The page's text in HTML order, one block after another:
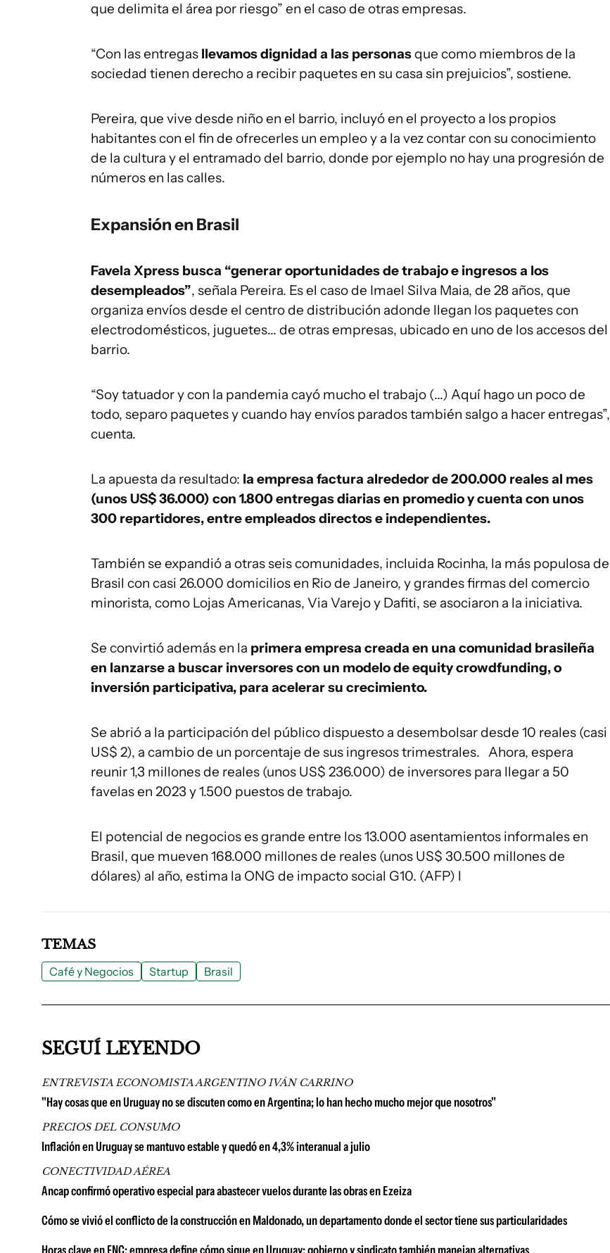
que delimita el área por riesgo” en el caso de otras empresas.
“Con las entregas llevamos dignidad a las personasque como miembros de la
sociedad tienen derecho a recibir paquetes en su casa sin prejuicios”, sostiene.
Pereira, que vive desde niño en el barrio, incluyó en el proyecto a los propios
habitantes con el fin de ofrecerles un empleo y a la vez contar con su conocimiento
de la cultura y el entramado del barrio, donde por ejemplo no hay una progresión de
números en las calles.
Expansión en Brasil
Favela Xpress busca “generar oportunidades de trabajo e ingresos a los
desempleados”, señala Pereira. Es el caso de Imael Silva Maia, de 28 años, que
organiza envíos desde el centro de distribución adonde llegan los paquetes con
electrodomésticos, juguetes... de otras empresas, ubicado en uno de los accesos del
barrio.
“Soy tatuador y con la pandemia cayó mucho el trabajo (...) Aquí hago un poco de
todo, separo paquetes y cuando hay envíos parados también salgo a hacer entregas”,
cuenta.
La apuesta da resultado: la empresa factura alrededor de 200.000 reales al mes
(unos US$ 36.000) con 1.800 entregas diarias en promedio y cuenta con unos
300 repartidores, entre empleados directos e independientes.
También se expandió a otras seis comunidades, incluida Rocinha, la más populosa de
Brasil con casi 26.000 domicilios en Rio de Janeiro, y grandes firmas del comercio
minorista, como Lojas Americanas, Via Varejo y Dafiti, se asociaron a la iniciativa.
Se convirtió además en la primera empresa creada en una comunidad brasileña
en lanzarse a buscar inversores con un modelo de equity crowdfunding, o
inversión participativa, para acelerar su crecimiento.
Se abrió a la participación del público dispuesto a desembolsar desde 10 reales (casi
US$ 2), a cambio de un porcentaje de sus ingresos trimestrales. Ahora, espera
reunir 1,3 millones de reales (unos US$ 236.000) de inversores para llegar a 50
favelas en 2023 y 1.500 puestos de trabajo.
El potencial de negocios es grande entre los 13.000 asentamientos informales en
Brasil, que mueven 168.000 millones de reales (unos US$ 30.500 millones de
dólares) al año, estima la ONG de impacto social G10. (AFP) l
TEMAS
Café y Negocios Startup Brasil
SEGUÍ LEYENDO
ENTREVISTA ECONOMISTA ARGENTINO IVÁN CARRINO
"Hay cosas que en Uruguay no se discuten como en Argentina; lo han hecho mucho mejor que nosotros"
PRECIOS DEL CONSUMO
Inflación en Uruguay se mantuvo estable y quedó en 4,3% interanual a julio
CONECTIVIDAD AÉREA
Ancap confirmó operativo especial para abastecer vuelos durante las obras en Ezeiza
Cómo se vivió el conflicto de la construcción en Maldonado, un departamento donde el sector tiene sus particularidades